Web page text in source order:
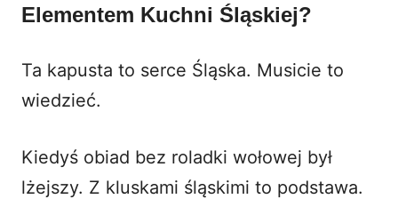
Elementem Kuchni Śląskiej?
Ta kapusta to serce Śląska. Musicie to
wiedzieć.
Kiedyś obiad bez roladki wołowej był
lżejszy. Z kluskami śląskimi to podstawa.